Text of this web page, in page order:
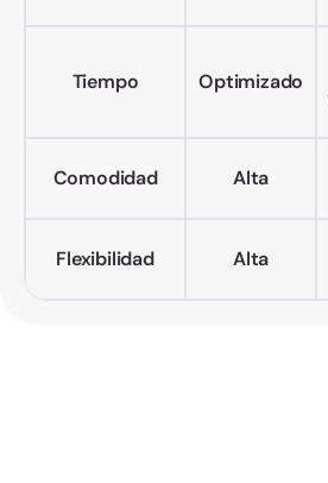
Tiempo Optimizado
Comodidad Alta
Flexibilidad Alta